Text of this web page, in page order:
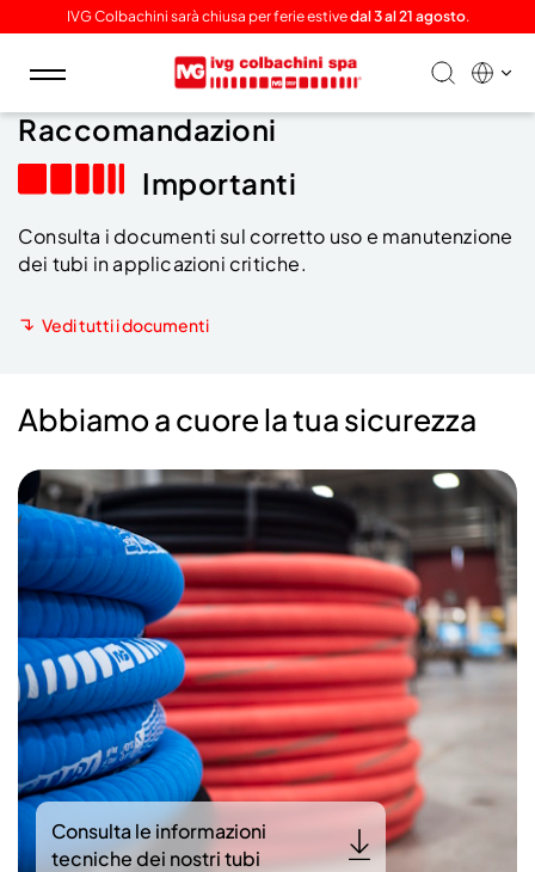
IVG Colbachini sarà chiusa per ferie estivedal 3 al 21 agosto.
Toggle
navigation
Raccomandazioni
Importanti
Consulta i documenti sul corretto uso e manutenzione
dei tubi in applicazioni critiche.
Vedi tutti i documenti
Abbiamo a cuore la tua sicurezza
Consulta le informazioni
tecniche dei nostri tubi